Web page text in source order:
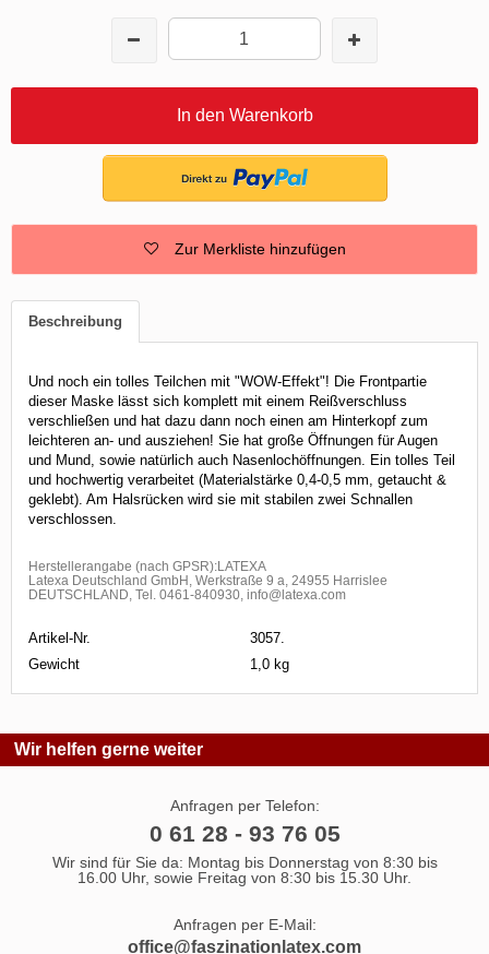
In den Warenkorb
Zur Merkliste hinzufügen
Beschreibung
Und noch ein tolles Teilchen mit "WOW-Effekt"! Die Frontpartie
dieser Maske lässt sich komplett mit einem Reißverschluss
verschließen und hat dazu dann noch einen am Hinterkopf zum
leichteren an- und ausziehen! Sie hat große Öffnungen für Augen
und Mund, sowie natürlich auch Nasenlochöffnungen. Ein tolles Teil
und hochwertig verarbeitet (Materialstärke 0,4-0,5 mm, getaucht &
geklebt). Am Halsrücken wird sie mit stabilen zwei Schnallen
verschlossen.
Herstellerangabe (nach GPSR):LATEXA
Latexa Deutschland GmbH, Werkstraße 9 a, 24955 Harrislee
DEUTSCHLAND, Tel. 0461-840930, info@latexa.com
Artikel-Nr.
3057.
Gewicht
1,0 kg
Wir helfen gerne weiter
Anfragen per Telefon:
0 61 28 - 93 76 05
Wir sind für Sie da: Montag bis Donnerstag von 8:30 bis
16.00 Uhr, sowie Freitag von 8:30 bis 15.30 Uhr.
Anfragen per E-Mail:
office@faszinationlatex.com